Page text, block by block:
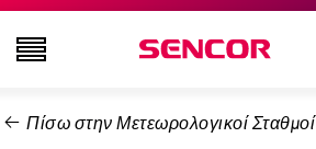
ΤΗΛΕΟΡΆΣΕΙΣ
Πίσω στην Μετεωρολογικοί Σταθμοί